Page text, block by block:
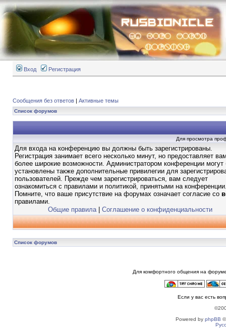
Вход Регистрация
Сообщения без ответов | Активные темы
Список форумов
Для просмотра
Для входа на конференцию вы должны быть зарегистрированы.
Регистрация занимает всего несколько минут, но предоставляет
более широкие возможности. Администратором конференции могут
установлены также дополнительные привилегии для
пользователей. Прежде чем зарегистрироваться, вам следует
ознакомиться с правилами и политикой, принятыми на
Помните, что ваше присутствие на форумах означает согласие со
правилами.
Общие правила| Соглашение о конфиденциальности
Список форумов
Для комфортного общения на
Если у вас есть
Powered by phpBB